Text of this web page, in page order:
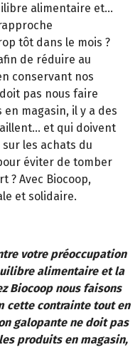
alimentaire et…
tôt dans le mois ?
de réduire au
conservant nos
pas nous faire
magasin, il y a des
et qui doivent
les achats du
éviter de tomber
? Avec Biocoop,
et solidaire.
votre préoccupation
alimentaire et la
Biocoop nous faisons
cette contrainte tout en
galopante ne doit pas
produits en magasin,